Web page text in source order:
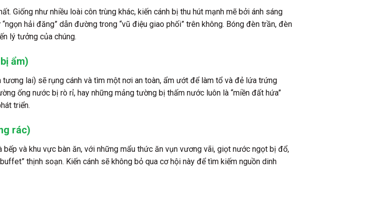
Giống như nhiều loài côn trùng khác, kiến cánh bị thu hút mạnh mẽ bởi ánh sáng
hải đăng” dẫn đường trong “vũ điệu giao phối” trên không. Bóng đèn trần, đèn
lý tưởng của chúng.
ẩm)
tương lai) sẽ rụng cánh và tìm một nơi an toàn, ẩm ướt để làm tổ và đẻ lứa trứng
ống nước bị rò rỉ, hay những mảng tường bị thấm nước luôn là “miền đất hứa”
triển.
rác)
và khu vực bàn ăn, với những mẩu thức ăn vụn vương vãi, giọt nước ngọt bị đổ,
thịnh soạn. Kiến cánh sẽ không bỏ qua cơ hội này để tìm kiếm nguồn dinh